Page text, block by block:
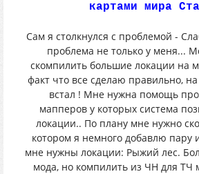
картами мира
Сам я столкнулся с проблемой -
проблема не только у меня...
скомпилить большие локации на
факт что все сделаю правильно,
встал ! Мне нужна помощь
мапперов у которых система
локации.. По плану мне нужно
котором я немного добавлю пару
мне нужны локации: Рыжий лес.
мода, но компилить из ЧН для ТЧ